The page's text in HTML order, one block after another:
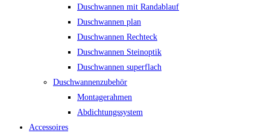
Duschwannen mit Randablauf
Duschwannen plan
Duschwannen Rechteck
Duschwannen Steinoptik
Duschwannen superflach
Duschwannenzubehör
Montagerahmen
Abdichtungssystem
Accessoires